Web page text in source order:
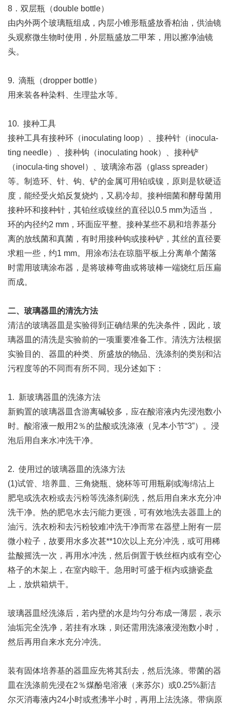
8．双层瓶（double bottle）
由内外两个玻璃瓶组成，内层小锥形瓶盛放香柏油，供油镜
头观察微生物时使用，外层瓶盛放二甲苯，用以擦净油镜
头。
9. 滴瓶（dropper bottle）
用来装各种染料、生理盐水等。
10. 接种工具
接种工具有接种环（inoculating loop）、接种针（inocula-
ting needle）、接种钩（inoculating hook）、接种铲
（inocula-ting shovel）、玻璃涂布器（glass spreader）
等。制造环、针、钩、铲的金属可用铂或镍，原则是软硬适
度，能经受火焰反复烧灼，又易冷却。接种细菌和酵母菌用
接种环和接种针，其铂丝或镍丝的直径以0.5 mm为适当，
环的内径约2 mm，环面应平整。接种某些不易和培养基分
离的放线菌和真菌，有时用接种钩或接种铲，其丝的直径要
求粗一些，约1 mm。用涂布法在琼脂平板上分离单个菌落
时需用玻璃涂布器，是将玻棒弯曲或将玻棒一端烧红后压扁
而成。
二、玻璃器皿的清洗方法
清洁的玻璃器皿是实验得到正确结果的先决条件，因此，玻
璃器皿的清洗是实验前的一项重要准备工作。清洗方法根据
实验目的、器皿的种类、所盛放的物品、洗涤剂的类别和沾
污程度等的不同而有所不同。现分述如下：
1. 新玻璃器皿的洗涤方法
新购置的玻璃器皿含游离碱较多，应在酸溶液内先浸泡数小
时。酸溶液一般用2％的盐酸或洗涤液（见本小节“3”）。浸
泡后用自来水冲洗干净。
2. 使用过的玻璃器皿的洗涤方法
(1)试管、培养皿、三角烧瓶、烧杯等可用瓶刷或海绵沾上
肥皂或洗衣粉或去污粉等洗涤剂刷洗，然后用自来水充分冲
洗干净。热的肥皂水去污能力更强，可有效地洗去器皿上的
油污。洗衣粉和去污粉较难冲洗干净而常在器壁上附有一层
微小粒子，故要用水多次甚**10次以上充分冲洗，或可用稀
盐酸摇洗一次，再用水冲洗，然后倒置于铁丝框内或有空心
格子的木架上，在室内晾干。急用时可盛于框内或搪瓷盘
上，放烘箱烘干。
玻璃器皿经洗涤后，若内壁的水是均匀分布成一薄层，表示
油垢完全洗净，若挂有水珠，则还需用洗涤液浸泡数小时，
然后再用自来水充分冲洗。
装有固体培养基的器皿应先将其刮去，然后洗涤。带菌的器
皿在洗涤前先浸在2％煤酚皂溶液（来苏尔）或0.25%新洁
尔灭消毒液内24小时或煮沸半小时，再用上法洗涤。带病原